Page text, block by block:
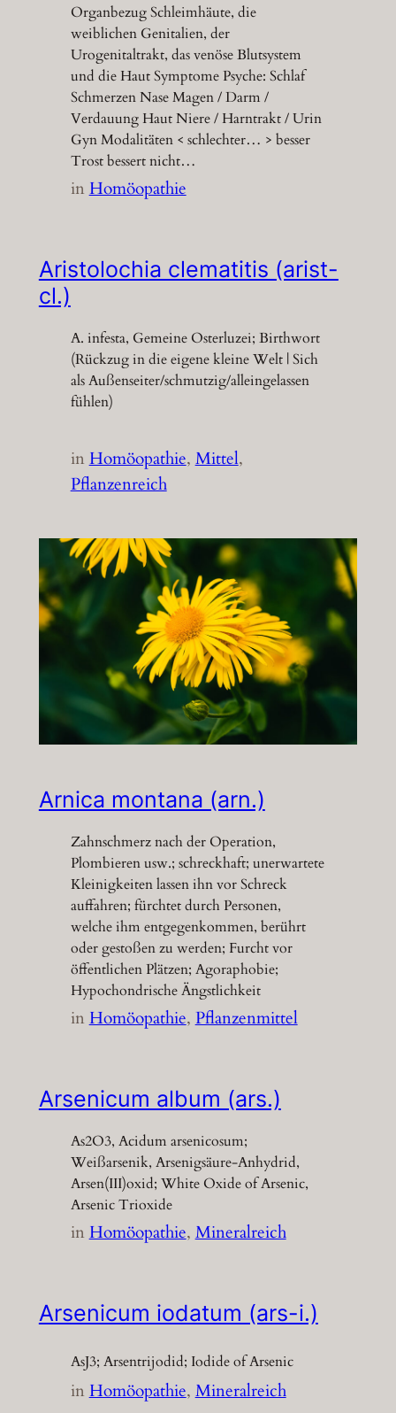
Organbezug Schleimhäute, die
weiblichen Genitalien, der
Urogenitaltrakt, das venöse Blutsystem
und die Haut Symptome Psyche: Schlaf
Schmerzen Nase Magen / Darm /
Verdauung Haut Niere / Harntrakt / Urin
Gyn Modalitäten < schlechter… > besser
Trost bessert nicht…
inHomöopathie
Aristolochia clematitis (arist-
cl.)
A. infesta, Gemeine Osterluzei; Birthwort
(Rückzug in die eigene kleine Welt | Sich
als Außenseiter/schmutzig/alleingelassen
fühlen)
inHomöopathie, Mittel
Pflanzenreich
Arnica montana (arn.)
Zahnschmerz nach der Operation,
Plombieren usw.; schreckhaft; unerwartete
Kleinigkeiten lassen ihn vor Schreck
auffahren; fürchtet durch Personen,
welche ihm entgegenkommen, berührt
oder gestoßen zu werden; Furcht vor
öffentlichen Plätzen; Agoraphobie;
Hypochondrische Ängstlichkeit
inHomöopathie, Pflanzenmittel
Arsenicum album (ars.)
As2O3, Acidum arsenicosum;
Weißarsenik, Arsenigsäure-Anhydrid,
Arsen(III)oxid; White Oxide of Arsenic,
Arsenic Trioxide
inHomöopathie, Mineralreich
Arsenicum iodatum (ars-i.)
AsJ3; Arsentrijodid; Iodide of Arsenic
inHomöopathie, Mineralreich